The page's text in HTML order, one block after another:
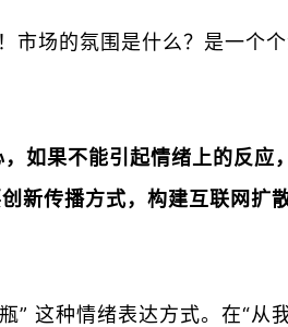
市场的氛围是什么？是一个
如果不能引起情绪上的反应
新传播方式，构建互联网扩
这种情绪表达方式。在“从